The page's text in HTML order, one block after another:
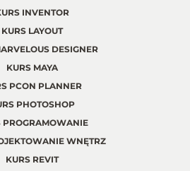
INVENTOR
KURS LAYOUT
DESIGNER
KURS MAYA
PCON PLANNER
PHOTOSHOP
PROGRAMOWANIE
WNĘTRZ
KURS REVIT